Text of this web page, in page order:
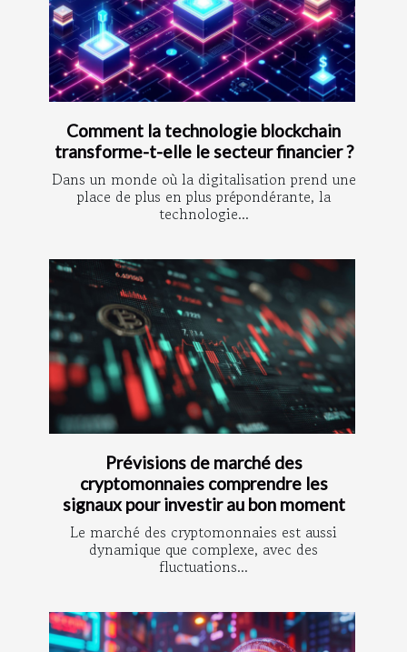
Comment la technologie blockchain
transforme-t-elle le secteur financier ?
Dans un monde où la digitalisation prend une
place de plus en plus prépondérante, la
technologie...
Prévisions de marché des
cryptomonnaies comprendre les
signaux pour investir au bon moment
Le marché des cryptomonnaies est aussi
dynamique que complexe, avec des
fluctuations...